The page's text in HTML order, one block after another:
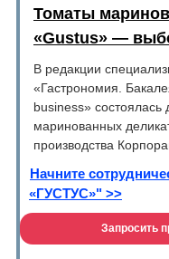
Томаты
«Gustus» —
В редакции
«Гастрономия.
business» состоялась
маринованных
производства
Начните
«ГУСТУС»" >>
Запросить